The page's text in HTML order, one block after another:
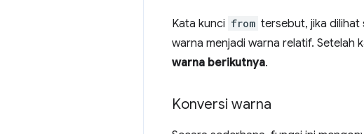
Kata kunci from tersebut, jika dilihat
warna menjadi warna relatif. Setelah
warna berikutnya.
Konversi warna